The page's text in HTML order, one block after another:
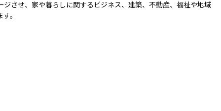
させ、家や暮らしに関するビジネス、建築、不動産、福祉や地域
。